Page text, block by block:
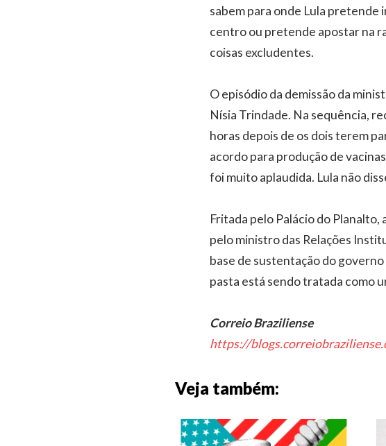
sabem para onde Lula pretende
centro ou pretende apostar na
coisas excludentes.
O episódio da demissão da
Nísia Trindade. Na sequência,
horas depois de os dois terem
acordo para produção de
foi muito aplaudida. Lula não
Fritada pelo Palácio do
pelo ministro das Relações
base de sustentação do
pasta está sendo tratada como
Correio Braziliense
https://
Veja também: